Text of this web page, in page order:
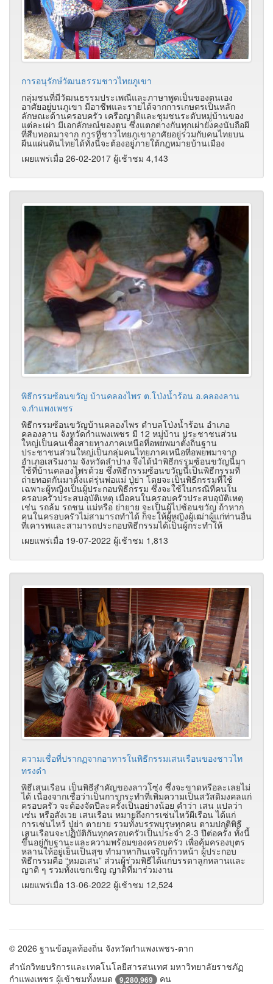
การอนุรักษ์วัฒนธรรมชาวไทยภูเขา
กลุ่มชนที่มีวัฒนธรรมประเพณีและภาษาพูดเป็นของตนเอง
อาศัยอยู่บนภูเขา มีอาชีพและรายได้จากการเกษตรเป็นหลัก
ลักษณะด้านครอบครัว เครือญาติและชุมชนระดับหมู่บ้านของ
แต่ละเผ่า มีเอกลักษณ์ของตน ซึ่งแตกต่างกันทุกเผ่ายังคงนับถือผี
ที่สืบทอดมาจาก การที่ชาวไทยภูเขาอาศัยอยู่ร่วมกับคนไทยบน
ผืนแผ่นดินไทยได้ทั้งนี้จะต้องอยู่ภายใต้กฎหมายบ้านเมือง
เผยแพร่เมื่อ 26-02-2017 ผู้เช้าชม 4,143
พิธีกรรมซ้อนขวัญ บ้านคลองไพร ต.โป่งน้ำร้อน อ.คลองลาน
จ.กำแพงเพชร
พิธีกรรมซ้อนขวัญบ้านคลองไพร ตำบลโป่งน้ำร้อน อำเภอ
คลองลาน จังหวัดกำแพงเพชร มี 12 หมู่บ้าน ประชาชนส่วน
ใหญ่เป็นคนเชื้อสายทางภาคเหนือที่อพยพมาตั้งถิ่นฐาน
ประชาชนส่วนใหญ่เป็นกลุ่มคนไทยภาคเหนือที่อพยพมาจาก
อำเภอเสริมงาม จังหวัดลำปาง จึงได้นำพิธีกรรมซ้อนขวัญนี้มา
ใช้ที่บ้านคลองไพรด้วย ซึ่งพิธีกรรมซ้อนขวัญนี้เป็นพิธีกรรมที่
ถ่ายทอดกันมาตั้งแต่รุ่นพ่อแม่ ปู่ย่า โดยจะเป็นพิธีกรรมที่ใช้
เฉพาะผู้หญิงเป็นผู้ประกอบพิธีกรรม ซึ่งจะใช้ในกรณีที่คนใน
ครอบครัวประสบอุบัติเหตุ เมื่อคนในครอบครัวประสบอุบัติเหตุ
เช่น รถล้ม รถชน แม่หรือ ย่ายาย จะเป็นผู้ไปซ้อนขวัญ ถ้าหาก
คนในครอบครัวไม่สามารถทำได้ ก็จะให้ผู้หญิงผู้เฒ่าผู้แก่ท่านอื่น
ที่เคารพและสามารถประกอบพิธีกรรมได้เป็นผู้กระทำให้
เผยแพร่เมื่อ 19-07-2022 ผู้เช้าชม 1,813
ความเชื่อที่ปรากฏจากอาหารในพิธีกรรมเสนเรือนของชาวไท
ทรงดำ
พิธีเสนเรือน เป็นพิธีสำคัญของลาวโซ่ง ซึ่งจะขาดหรือละเลยไม่
ได้ เนื่องจากเชื่อว่าเป็นการกระทำที่เพิ่มความเป็นสวัสดิมงคลแก่
ครอบครัว จะต้องจัดปีละครั้งเป็นอย่างน้อย คำว่า เสน แปลว่า
เซ่น หรือสังเวย เสนเรือน หมายถึงการเซ่นไหว้ผีเรือน ได้แก่
การเซ่นไหว้ ปู่ย่า ตายาย รวมทั้งบรรพบุรุษทุกคน ตามปกติพิธี
เสนเรือนจะปฏิบัติกันทุกครอบครัวเป็นประจำ 2-3 ปีต่อครั้ง ทั้งนี้
ขึ้นอยู่กับฐานะและความพร้อมของครอบครัว เพื่อคุ้มครองบุตร
หลานให้อยู่เย็นเป็นสุข ทำมาหากินเจริญก้าวหน้า ผู้ประกอบ
พิธีกรรมคือ “หมอเสน” ส่วนผู้ร่วมพิธีได้แก่บรรดาลูกหลานและ
ญาติ ๆ รวมทั้งแขกเชิญ ญาติที่มาร่วมงาน
เผยแพร่เมื่อ 13-06-2022 ผู้เช้าชม 12,524
© 2026 ฐานข้อมูลท้องถิ่น จังหวัดกำแพงเพชร-ตาก
สำนักวิทยบริการและเทคโนโลยีสารสนเทศ มหาวิทยาลัยราชภัฏ
กำแพงเพชร ผู้เข้าชมทั้งหมด
9,280,969 คน